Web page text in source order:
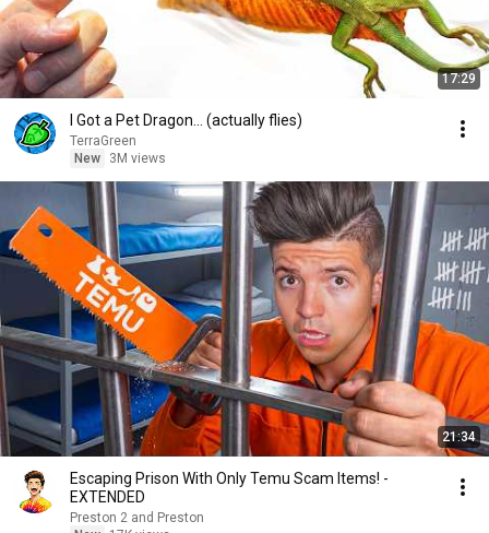
17:29
I Got a Pet Dragon... (actually flies)
TerraGreen
New
3M views
21:34
Escaping Prison With Only Temu Scam Items! -
EXTENDED
Preston 2 and Preston